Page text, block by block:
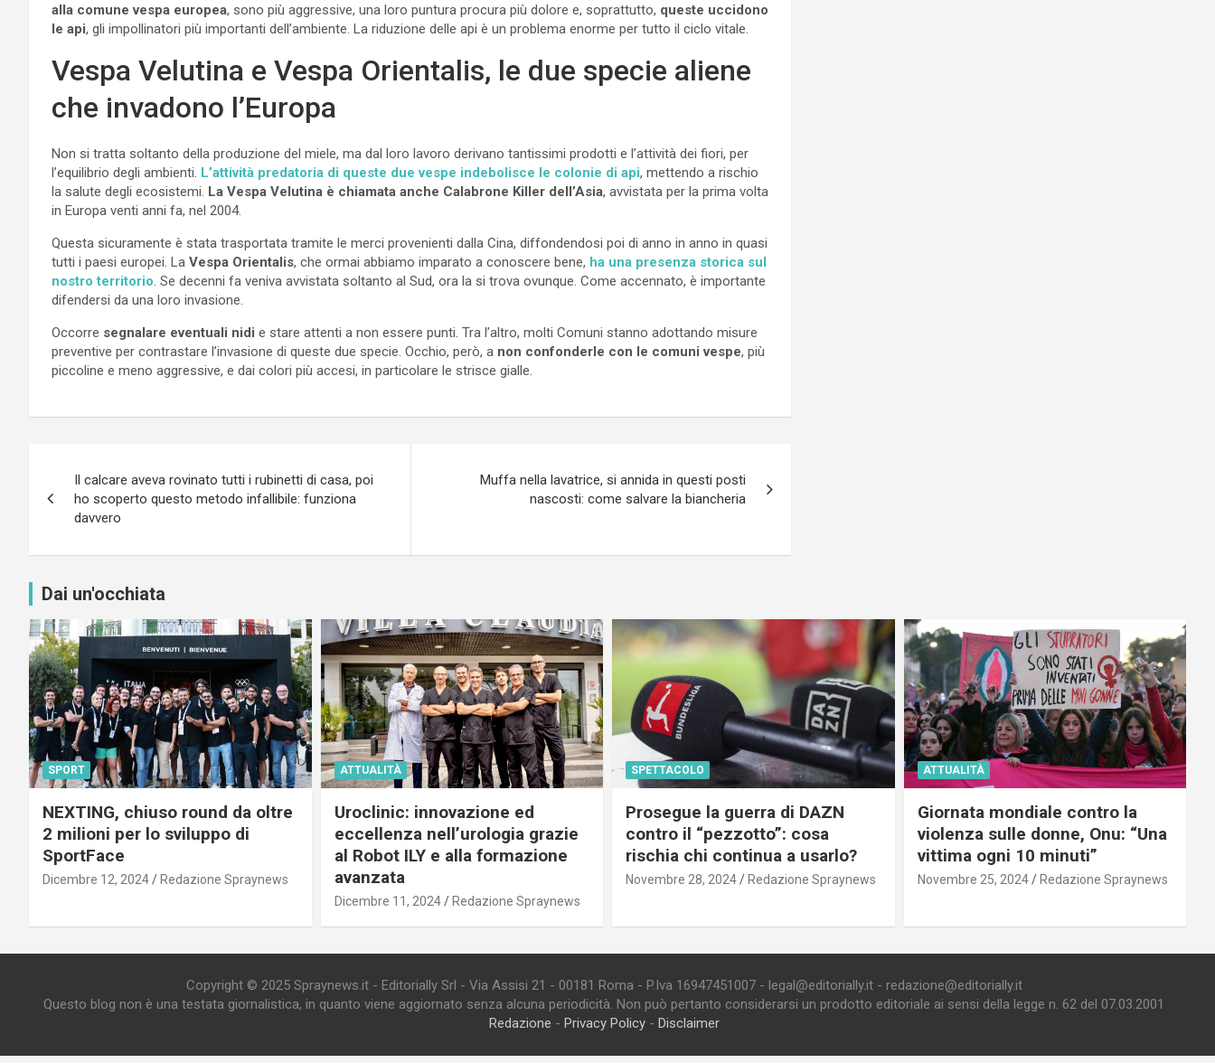
alla comune vespa europea, sono più aggressive, una loro puntura procura più dolore e, soprattutto, queste uccidono
le api, gli impollinatori più importanti dell’ambiente. La riduzione delle api è un problema enorme per tutto il ciclo vitale.
Vespa Velutina e Vespa Orientalis, le due specie aliene
che invadono l’Europa
Non si tratta soltanto della produzione del miele, ma dal loro lavoro derivano tantissimi prodotti e l’attività dei fiori, per
l’equilibrio degli ambienti. L’attività predatoria di queste due vespe indebolisce le colonie di api, mettendo a rischio
la salute degli ecosistemi. La Vespa Velutina è chiamata anche Calabrone Killer dell’Asia, avvistata per la prima volta
in Europa venti anni fa, nel 2004.
Questa sicuramente è stata trasportata tramite le merci provenienti dalla Cina, diffondendosi poi di anno in anno in quasi
tutti i paesi europei. La Vespa Orientalis, che ormai abbiamo imparato a conoscere bene, ha una presenza storica sul
nostro territorio . Se decenni fa veniva avvistata soltanto al Sud, ora la si trova ovunque. Come accennato, è importante
difendersi da una loro invasione.
Occorre segnalare eventuali nidi e stare attenti a non essere punti. Tra l’altro, molti Comuni stanno adottando misure
preventive per contrastare l’invasione di queste due specie. Occhio, però, a non confonderle con le comuni vespe, più
piccoline e meno aggressive, e dai colori più accesi, in particolare le strisce gialle.
articoli
Il calcare aveva rovinato tutti i rubinetti di casa, poi
ho scoperto questo metodo infallibile: funziona
davvero
Muffa nella lavatrice, si annida in questi posti
nascosti: come salvare la biancheria
Dai un'occhiata
SPORT
NEXTING, chiuso round da oltre
2 milioni per lo sviluppo di
SportFace
Dicembre 12, 2024 Redazione Spraynews
ATTUALITÀ
Uroclinic: innovazione ed
eccellenza nell’urologia grazie
al Robot ILY e alla formazione
avanzata
Dicembre 11, 2024 Redazione Spraynews
SPETTACOLO
Prosegue la guerra di DAZN
contro il “pezzotto”: cosa
rischia chi continua a usarlo?
Novembre 28, 2024 Redazione Spraynews
ATTUALITÀ
Giornata mondiale contro la
violenza sulle donne, Onu: “Una
vittima ogni 10 minuti”
Novembre 25, 2024 Redazione Spraynews
Copyright © 2025 Spraynews.it - Editorially Srl - Via Assisi 21 - 00181 Roma - P.Iva 16947451007 - legal@editorially.it - redazione@editorially.it
Questo blog non è una testata giornalistica, in quanto viene aggiornato senza alcuna periodicità. Non può pertanto considerarsi un prodotto editoriale ai sensi della legge n. 62 del 07.03.2001
Redazione - Privacy Policy- Disclaimer